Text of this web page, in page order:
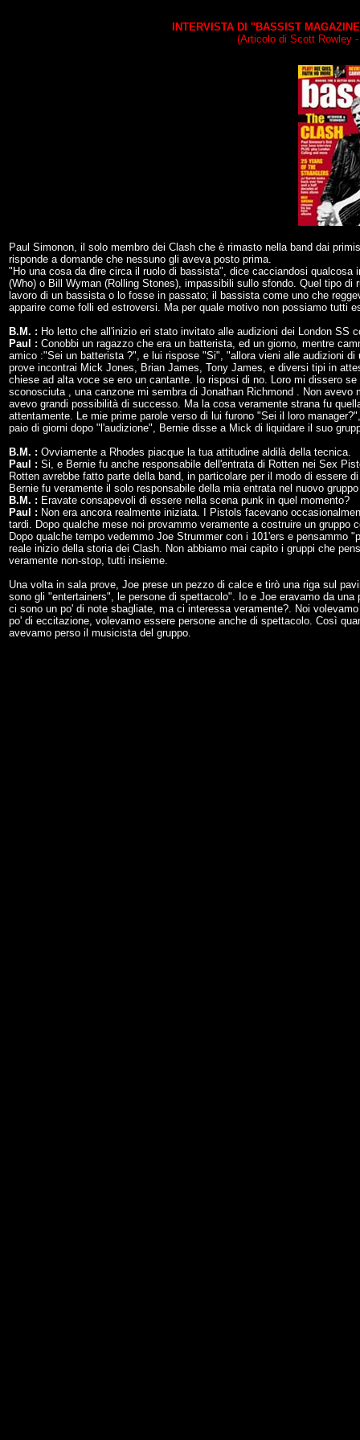
INTERVISTA DI "BASSIST
(Articolo di Scott Rowley
Paul Simonon, il solo membro dei Clash che è rimasto nella band dai
risponde a domande che nessuno gli aveva posto prima.
"Ho una cosa da dire circa il ruolo di bassista", dice cacciandosi
(Who) o Bill Wyman (Rolling Stones), impassibili sullo sfondo. Quel tipo
lavoro di un bassista o lo fosse in passato; il bassista come uno che
apparire come folli ed estroversi. Ma per quale motivo non possiamo tutti
B.M. : Ho letto che all'inizio eri stato invitato alle audizioni dei London SS
Paul : Conobbi un ragazzo che era un batterista, ed un giorno, mentre
amico :"Sei un batterista ?", e lui rispose "Si", "allora vieni alle audizioni
prove incontrai Mick Jones, Brian James, Tony James, e diversi tipi in
chiese ad alta voce se ero un cantante. Io risposi di no. Loro mi dissero
sconosciuta , una canzone mi sembra di Jonathan Richmond . Non
avevo grandi possibilità di successo. Ma la cosa veramente strana fu
attentamente. Le mie prime parole verso di lui furono "Sei il loro
paio di giorni dopo "l'audizione", Bernie disse a Mick di liquidare il suo
B.M. : Ovviamente a Rhodes piacque la tua attitudine aldilà della tecnica.
Paul : Si, e Bernie fu anche responsabile dell'entrata di Rotten nei Sex
Rotten avrebbe fatto parte della band, in particolare per il modo di
Bernie fu veramente il solo responsabile della mia entrata nel nuovo
B.M. : Eravate consapevoli di essere nella scena punk in quel momento?
Paul : Non era ancora realmente iniziata. I Pistols facevano
tardi. Dopo qualche mese noi provammo veramente a costruire un
Dopo qualche tempo vedemmo Joe Strummer con i 101'ers e pensammo
reale inizio della storia dei Clash. Non abbiamo mai capito i gruppi che
veramente non-stop, tutti insieme.
Una volta in sala prove, Joe prese un pezzo di calce e tirò una riga sul
sono gli "entertainers", le persone di spettacolo". Io e Joe eravamo da
ci sono un po' di note sbagliate, ma ci interessa veramente?. Noi
po' di eccitazione, volevamo essere persone anche di spettacolo. Così
avevamo perso il musicista del gruppo.